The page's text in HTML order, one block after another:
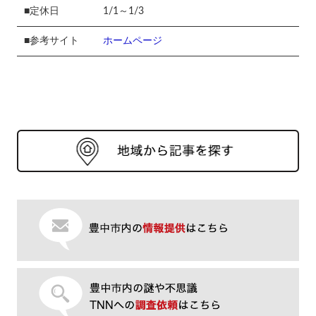
■定休日 1/1～1/3
■参考サイト ホームページ